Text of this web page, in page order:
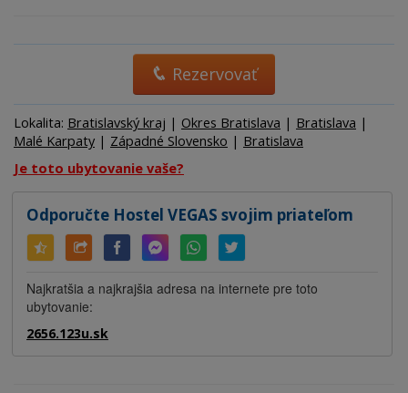
Rezervovať
Lokalita: Bratislavský kraj | Okres Bratislava | Bratislava |
Malé Karpaty | Západné Slovensko | Bratislava
Je toto ubytovanie vaše?
Odporučte Hostel VEGAS svojim priateľom
Najkratšia a najkrajšia adresa na internete pre toto
ubytovanie:
2656.123u.sk